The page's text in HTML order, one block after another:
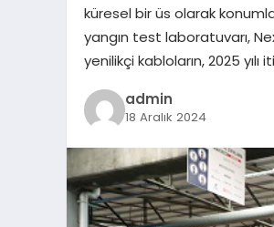
küresel bir üs olarak
yangın test laboratuvarı,
yenilikçi kabloların, 2025
admin
18 Aralık 2024